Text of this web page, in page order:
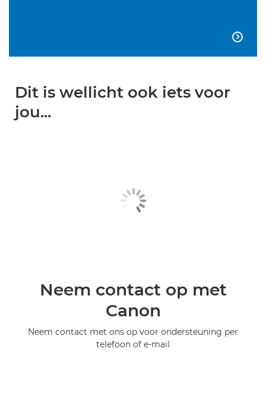

Dit is wellicht ook iets voor
jou...
Neem contact op met
Canon
Neem contact met ons op voor ondersteuning per
telefoon of e-mail